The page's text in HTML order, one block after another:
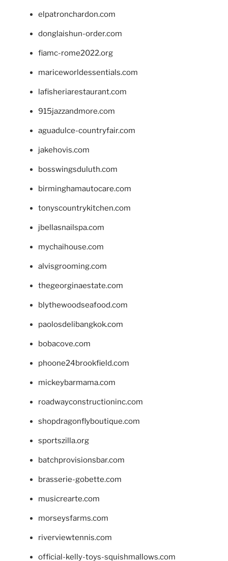
elpatronchardon.com
donglaishun-order.com
fiamc-rome2022.org
mariceworldessentials.com
lafisheriarestaurant.com
915jazzandmore.com
aguadulce-countryfair.com
jakehovis.com
bosswingsduluth.com
birminghamautocare.com
tonyscountrykitchen.com
jbellasnailspa.com
mychaihouse.com
alvisgrooming.com
thegeorginaestate.com
blythewoodseafood.com
paolosdelibangkok.com
bobacove.com
phoone24brookfield.com
mickeybarmama.com
roadwayconstructioninc.com
shopdragonflyboutique.com
sportszilla.org
batchprovisionsbar.com
brasserie-gobette.com
musicrearte.com
morseysfarms.com
riverviewtennis.com
official-kelly-toys-squishmallows.com